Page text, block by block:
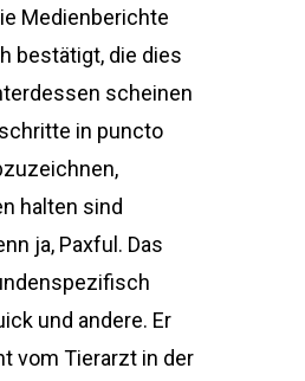
Medienberichte
bestätigt, die dies
scheinen
in puncto
halten sind
ja, Paxful. Das
und andere. Er
vom Tierarzt in der